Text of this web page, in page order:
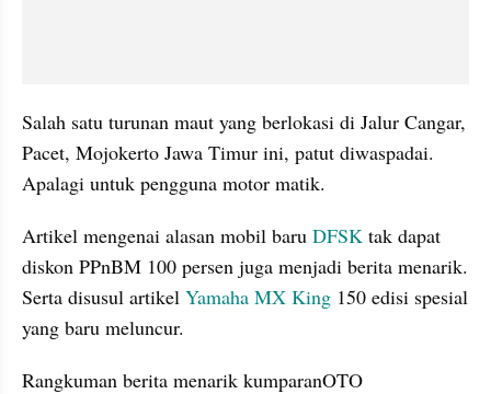
Salah satu turunan maut yang berlokasi di Jalur Cangar,
Pacet, Mojokerto Jawa Timur ini, patut diwaspadai.
Apalagi untuk pengguna motor matik.
Artikel mengenai alasan mobil baru DFSK tak dapat
diskon PPnBM 100 persen juga menjadi berita menarik.
Serta disusul artikel Yamaha MX King 150 edisi spesial
yang baru meluncur.
Rangkuman berita menarik kumparanOTO